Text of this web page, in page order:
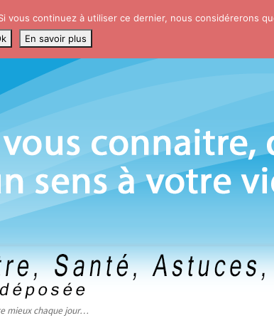
mieux chaque jour…
continuez à utiliser ce dernier, nous considérerons
En savoir plus